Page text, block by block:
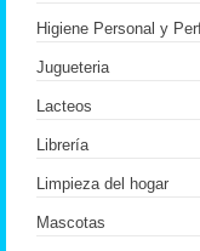
Higiene Personal y
Jugueteria
Lacteos
Librería
Limpieza del hogar
Mascotas